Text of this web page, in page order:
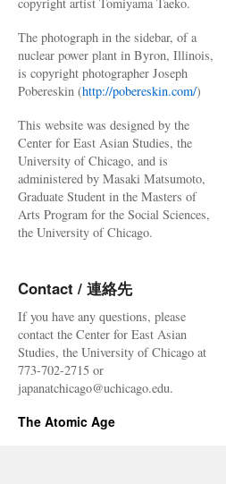
The photograph in the sidebar, of a
nuclear power plant in Byron, Illinois,
is copyright photographer Joseph
Pobereskin (http://pobereskin.com/)
This website was designed by the
Center for East Asian Studies, the
University of Chicago, and is
administered by Masaki Matsumoto,
Graduate Student in the Masters of
Arts Program for the Social Sciences,
the University of Chicago.
Contact / 連絡先
If you have any questions, please
contact the Center for East Asian
Studies, the University of Chicago at
773-702-2715 or
japanatchicago@uchicago.edu.
The Atomic Age